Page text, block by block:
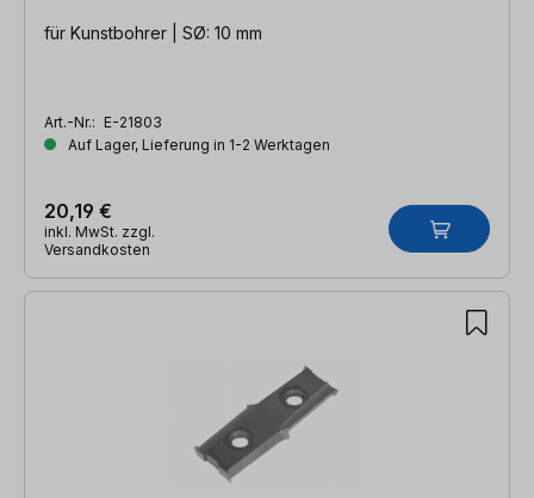
für Kunstbohrer | SØ: 10 mm
Art.-Nr.: E-21803
Auf Lager, Lieferung in 1-2 Werktagen
20,19 €
inkl. MwSt. zzgl.
Versandkosten